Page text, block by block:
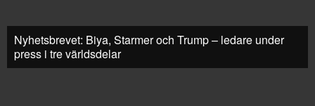
Nyhetsbrevet: Biya, Starmer och Trump – ledare under
press i tre världsdelar